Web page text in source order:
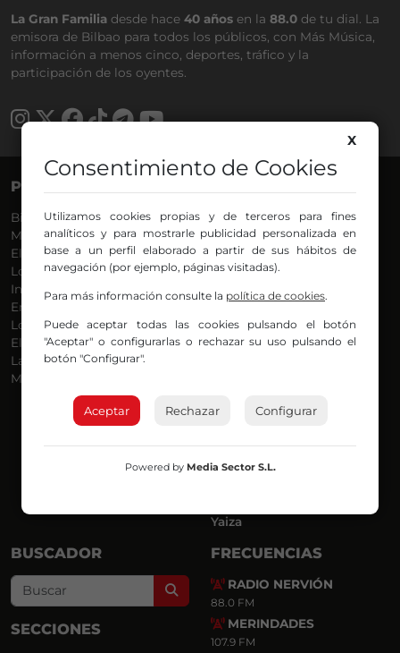
La Gran Familia desde hace 40 años en la 88.0 de tu dial. La
emisora de Bilbao para todos los públicos, con Más Música,
información a menos cinco, deportes, tráfico y la
participación de los oyentes.
PROGRAMAS
Bilbosport
Más Música
El Madrugador
Lo Más Nuevo
Informativos
En Ruta
Locos por la Música
El Supermadrugador
La Mañana de Radio Nervión
Más Madrugada
Agurtzane
Belén Ollero
Dani
Eduardo
Eva Argote
Endika
Iker
Iñigo
Joseba
Mar y Cielo
Miguel Ángel
Yaiza
BUSCADOR
Search
SECCIONES
FRECUENCIAS
RADIO NERVIÓN
88.0 FM
MERINDADES
107.9 FM
X
Consentimiento de Cookies
Utilizamos cookies propias y de terceros para fines
analíticos y para mostrarle publicidad personalizada en
base a un perfil elaborado a partir de sus hábitos de
navegación (por ejemplo, páginas visitadas).
Para más información consulte la política de cookies.
Puede aceptar todas las cookies pulsando el botón
"Aceptar" o configurarlas o rechazar su uso pulsando el
botón "Configurar".
Aceptar Rechazar Configurar
Powered by Media Sector S.L.